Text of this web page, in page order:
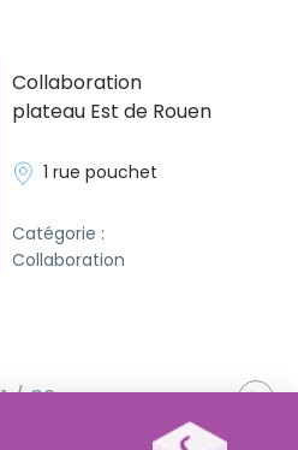
Collaboration
plateau Est de Rouen
1 rue pouchet
Catégorie :
Collaboration
1 / 32